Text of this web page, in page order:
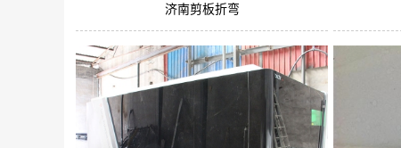
济南剪板折弯